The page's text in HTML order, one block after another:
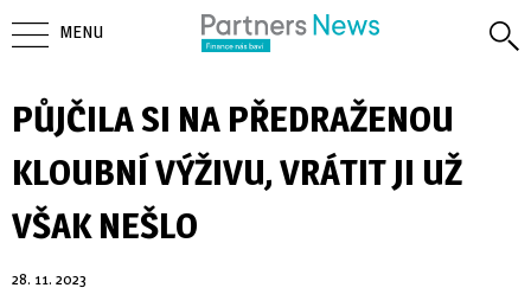
PŮJČILA SI NA PŘEDRAŽENOU
KLOUBNÍ VÝŽIVU, VRÁTIT JI UŽ
VŠAK NEŠLO
28. 11. 2023
MENU